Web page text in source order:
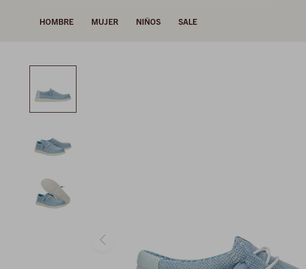
HOMBRE MUJER NIÑOS SALE